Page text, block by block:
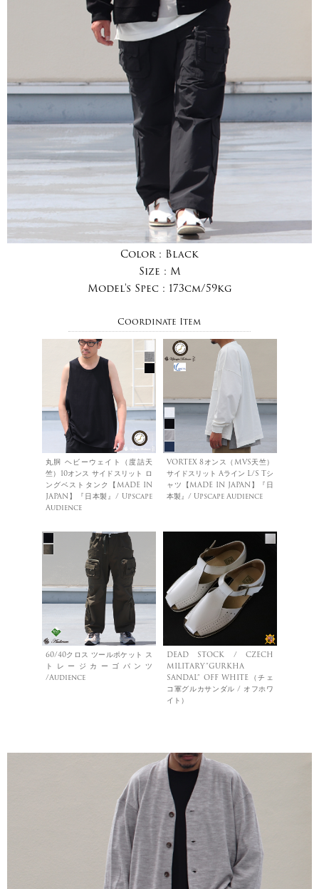
Color : Black
Size : M
Model's Spec : 173cm/59kg
Coordinate Item
丸胴 ヘビーウェイト（度詰天
竺）10オンス サイドスリット ロ
ングベストタンク【MADE IN
JAPAN】『日本製』/ Upscape
Audience
VORTEX 8オンス（MVS天竺）
サイドスリット Aライン L/S Tシ
ャツ【MADE IN JAPAN】『日
本製』/ Upscape Audience
60/40クロス ツールポケット ス
トレージカーゴパンツ
/Audience
DEAD STOCK / CZECH
MILITARY”GURKHA
SANDAL” OFF WHITE（チェ
コ軍グルカサンダル / オフホワ
イト）